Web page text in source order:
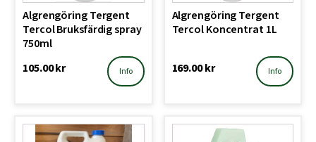
Algrengöring Tergent
Tercol Bruksfärdig spray
750ml
105.00kr Info
Algrengöring Tergent
Tercol Koncentrat 1L
169.00kr Info